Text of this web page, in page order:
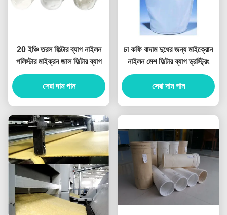
20 ইঞ্চি তরল ফিল্টার ব্যাগ নাইলন
পলিস্টার মাইক্রন জাল ফিল্টার ব্যাগ
সেরা দাম পান
চা কফি বাদাম দুধের জন্য মাইক্রোন
নাইলন মেশ ফিল্টার ব্যাগ ড্রস্ট্রিং
সেরা দাম পান